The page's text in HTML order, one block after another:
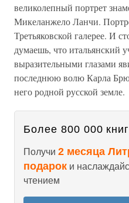
великолепный портрет
Микеланжело Ланчи.
Третьяковской галерее. И
думаешь, что итальянский
выразительными глазами
последнюю волю Карла
него родной русской земле.
Более 800 000
Получи 2 месяца
подарок и
чтением